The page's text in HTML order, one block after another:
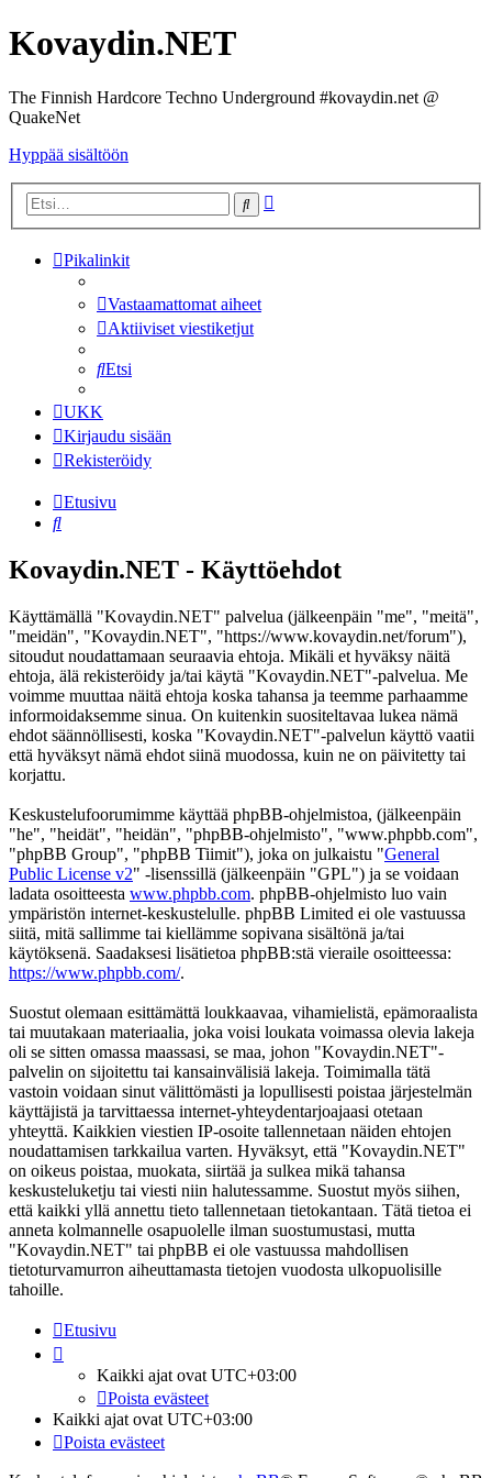
Kovaydin.NET
The Finnish Hardcore Techno Underground #kovaydin.net @
QuakeNet
Hyppää sisältöön
Etsi
Pikalinkit
Vastaamattomat aiheet
Aktiiviset viestiketjut
Etsi
UKK
Kirjaudu sisään
Rekisteröidy
Etusivu
Etsi
Kovaydin.NET - Käyttöehdot
Käyttämällä "Kovaydin.NET" palvelua (jälkeenpäin "me", "meitä",
"meidän", "Kovaydin.NET", "https://www.kovaydin.net/forum"),
sitoudut noudattamaan seuraavia ehtoja. Mikäli et hyväksy näitä
ehtoja, älä rekisteröidy ja/tai käytä "Kovaydin.NET"-palvelua. Me
voimme muuttaa näitä ehtoja koska tahansa ja teemme parhaamme
informoidaksemme sinua. On kuitenkin suositeltavaa lukea nämä
ehdot säännöllisesti, koska "Kovaydin.NET"-palvelun käyttö vaatii
että hyväksyt nämä ehdot siinä muodossa, kuin ne on päivitetty tai
korjattu.
Keskustelufoorumimme käyttää phpBB-ohjelmistoa, (jälkeenpäin
"he", "heidät", "heidän", "phpBB-ohjelmisto", "www.phpbb.com",
"phpBB Group", "phpBB Tiimit"), joka on julkaistu "General
Public License v2" -lisenssillä (jälkeenpäin "GPL") ja se voidaan
ladata osoitteesta www.phpbb.com. phpBB-ohjelmisto luo vain
ympäristön internet-keskustelulle. phpBB Limited ei ole vastuussa
siitä, mitä sallimme tai kiellämme sopivana sisältönä ja/tai
käytöksenä. Saadaksesi lisätietoa phpBB:stä vieraile osoitteessa:
https://www.phpbb.com/.
Suostut olemaan esittämättä loukkaavaa, vihamielistä, epämoraalista
tai muutakaan materiaalia, joka voisi loukata voimassa olevia lakeja
oli se sitten omassa maassasi, se maa, johon "Kovaydin.NET"-
palvelin on sijoitettu tai kansainvälisiä lakeja. Toimimalla tätä
vastoin voidaan sinut välittömästi ja lopullisesti poistaa järjestelmän
käyttäjistä ja tarvittaessa internet-yhteydentarjoajaasi otetaan
yhteyttä. Kaikkien viestien IP-osoite tallennetaan näiden ehtojen
noudattamisen tarkkailua varten. Hyväksyt, että "Kovaydin.NET"
on oikeus poistaa, muokata, siirtää ja sulkea mikä tahansa
keskusteluketju tai viesti niin halutessamme. Suostut myös siihen,
että kaikki yllä annettu tieto tallennetaan tietokantaan. Tätä tietoa ei
anneta kolmannelle osapuolelle ilman suostumustasi, mutta
"Kovaydin.NET" tai phpBB ei ole vastuussa mahdollisen
tietoturvamurron aiheuttamasta tietojen vuodosta ulkopuolisille
tahoille.
Etusivu
Kaikki ajat ovat UTC+03:00
Poista evästeet
Kaikki ajat ovat UTC+03:00
Poista evästeet